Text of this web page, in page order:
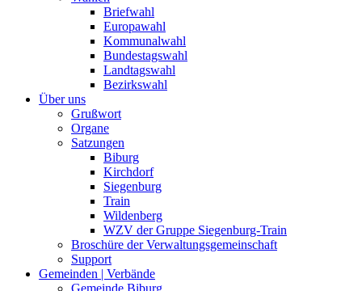
Briefwahl
Europawahl
Kommunalwahl
Bundestagswahl
Landtagswahl
Bezirkswahl
Über uns
Grußwort
Organe
Satzungen
Biburg
Kirchdorf
Siegenburg
Train
Wildenberg
WZV der Gruppe Siegenburg-Train
Broschüre der Verwaltungsgemeinschaft
Support
Gemeinden | Verbände
Gemeinde Biburg